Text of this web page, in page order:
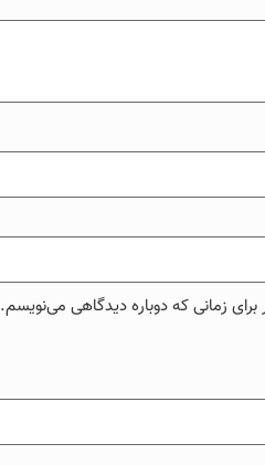
زمانی که دوباره دیدگاهی می‌نویسم.